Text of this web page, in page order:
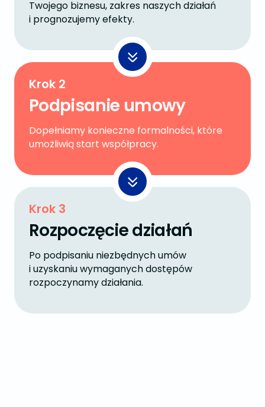
Twojego biznesu, zakres naszych działań
i prognozujemy efekty.
Krok 2
Podpisanie umowy
Dopełniamy konieczne formalności, które
umożliwią start współpracy.
Krok 3
Rozpoczęcie działań
Po podpisaniu niezbędnych umów
i uzyskaniu wymaganych dostępów
rozpoczynamy działania.